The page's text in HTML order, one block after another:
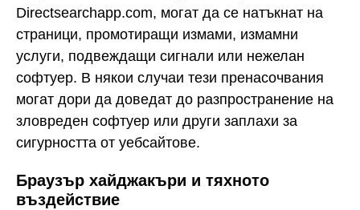
Directsearchapp.com, могат да се натъкнат на
страници, промотиращи измами, измамни
услуги, подвеждащи сигнали или нежелан
софтуер. В някои случаи тези пренасочвания
могат дори да доведат до разпространение на
зловреден софтуер или други заплахи за
сигурността от уебсайтове.
Браузър хайджакъри и тяхното
въздействие